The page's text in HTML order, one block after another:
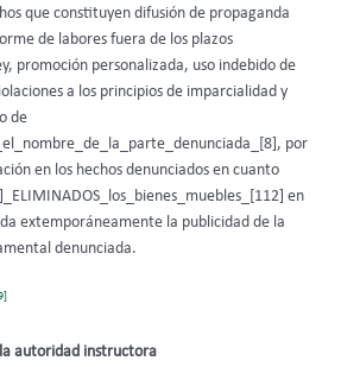
que constituyen difusión de propaganda
de labores fuera de los plazos
promoción personalizada, uso indebido de
a los principios de imparcialidad y
de
por
en los hechos denunciados en cuanto
en
extemporáneamente la publicidad de la
denunciada.
autoridad instructora